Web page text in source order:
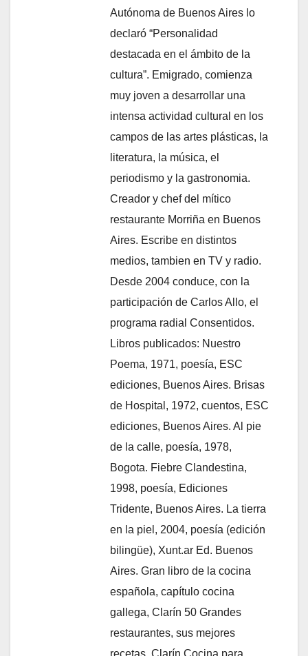
Autónoma de Buenos Aires lo
declaró “Personalidad
destacada en el ámbito de la
cultura”. Emigrado, comienza
muy joven a desarrollar una
intensa actividad cultural en los
campos de las artes plásticas, la
literatura, la música, el
periodismo y la gastronomia.
Creador y chef del mítico
restaurante Morriña en Buenos
Aires. Escribe en distintos
medios, tambien en TV y radio.
Desde 2004 conduce, con la
participación de Carlos Allo, el
programa radial Consentidos.
Libros publicados: Nuestro
Poema, 1971, poesía, ESC
ediciones, Buenos Aires. Brisas
de Hospital, 1972, cuentos, ESC
ediciones, Buenos Aires. Al pie
de la calle, poesía, 1978,
Bogota. Fiebre Clandestina,
1998, poesía, Ediciones
Tridente, Buenos Aires. La tierra
en la piel, 2004, poesía (edición
bilingüe), Xunt.ar Ed. Buenos
Aires. Gran libro de la cocina
española, capítulo cocina
gallega, Clarín 50 Grandes
restaurantes, sus mejores
recetas, Clarín Cocina para